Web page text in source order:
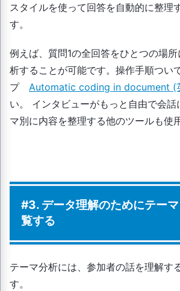
スタイルを使って回答を自動的に整理
す。
例えば、質問1の全回答をひとつの場
析することが可能です。操作手順つい
プ Automatic coding in document (
い。 インタビューがもっと自由で会話
マ別に内容を整理する他のツールも使
#3. データ理解のためにテー
覧する
テーマ分析には、参加者の話を理解す
す。